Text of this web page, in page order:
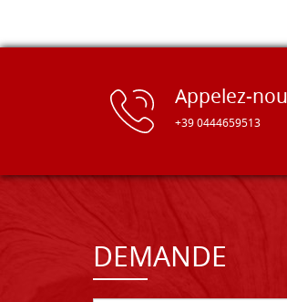
Appelez-
+39 0444659513
DEMANDE